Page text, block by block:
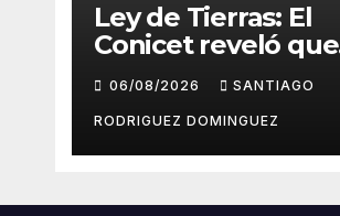
Ley de Tierras: El
Conicet reveló que
el 7,5% de las tierras
rurales de Mar del
Plata pertenecen a
extranjeros
06/08/2026 SANTIAGO
RODRIGUEZ DOMINGUEZ